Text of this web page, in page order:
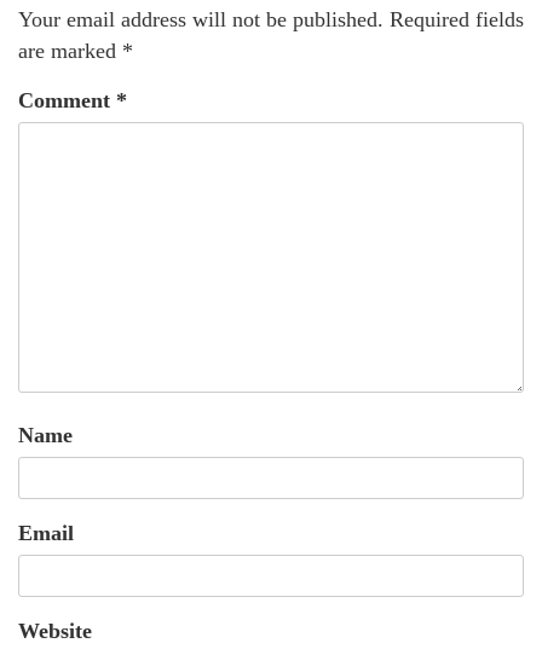
Your email address will not be published. Required fields
are marked *
Comment *
Name
Email
Website